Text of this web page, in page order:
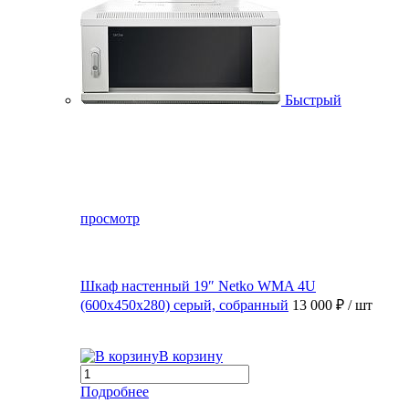
Быстрый
просмотр
Шкаф настенный 19″ Netko WMA 4U
(600x450x280) серый, собранный 13 000 ₽ / шт
В корзину
Подробнее